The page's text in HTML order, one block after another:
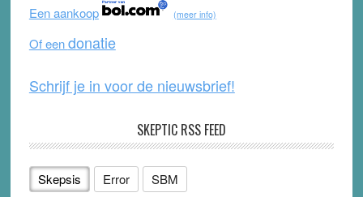
o
k
e
Een aankoop
(meer info)
Of eendonatie
Schrijf je in voor de nieuwsbrief!
SKEPTIC RSS FEED
Skepsis Error SBM